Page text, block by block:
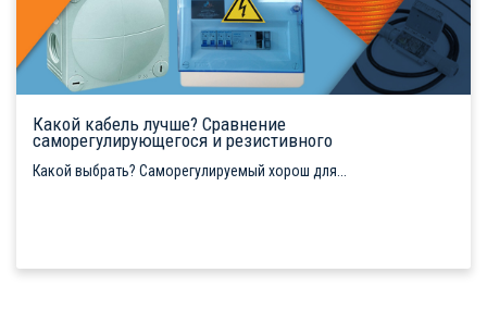
Какой кабель лучше? Сравнение
саморегулирующегося и резистивного
Какой выбрать? Саморегулируемый хорош для...